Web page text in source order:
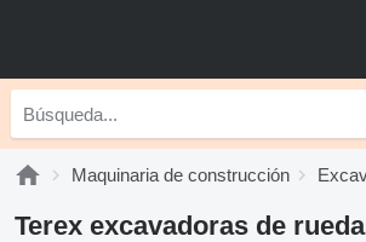
Maquinaria de construcción
Terex excavadoras de